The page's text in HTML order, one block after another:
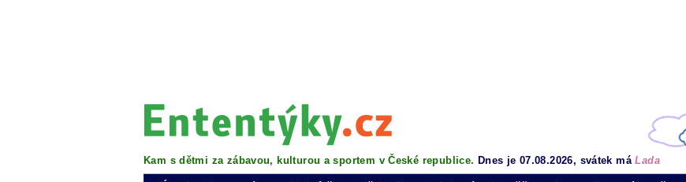
Kam s dětmi za zábavou, kulturou a sportem v České republice. Dnes je 07.08.2026, svátek máLada